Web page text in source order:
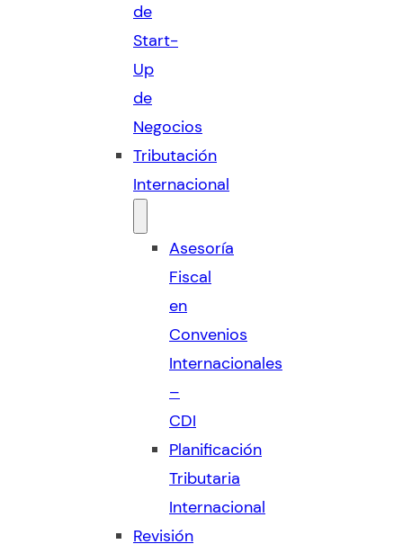
de
Start-
Up
de
Negocios
Tributación
Internacional
Asesoría
Fiscal
en
Convenios
Internacionales
–
CDI
Planificación
Tributaria
Internacional
Revisión